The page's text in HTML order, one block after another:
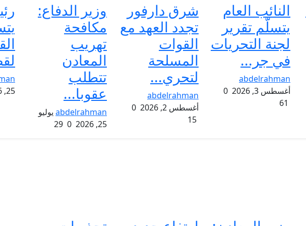
النائب العام
يتسلّم تقرير
لجنة التحريات
في جر...
abdelrahman
أغسطس 3, 2026
شرق دارفور
تجدد العهد مع
القوات
المسلحة
لتحري...
abdelrahman
أغسطس 2, 2026
وزير الدفاع:
مكافحة
تهريب
المعادن
تتطلب
عقوبا...
abdelrahman يوليو
25, 2026
25, 2026